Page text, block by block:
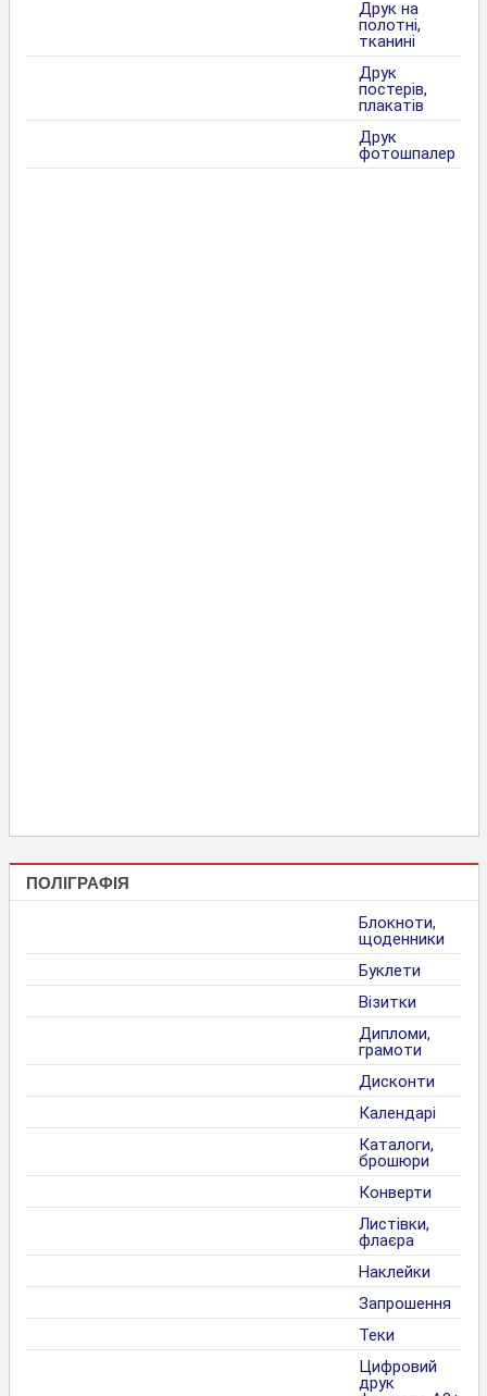
Друк на
полотні,
тканині
Друк
постерів,
плакатів
Друк
фотошпалер
ПОЛІГРАФІЯ
Блокноти,
щоденники
Буклети
Візитки
Дипломи,
грамоти
Дисконти
Календарі
Каталоги,
брошюри
Конверти
Листівки,
флаєра
Наклейки
Запрошення
Теки
Цифровий
друк